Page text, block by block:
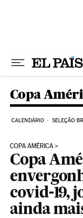
Copa
CALENDÁRIO SELEÇÃO
COPA AMÉRICA
Copa
covid-19,
ainda